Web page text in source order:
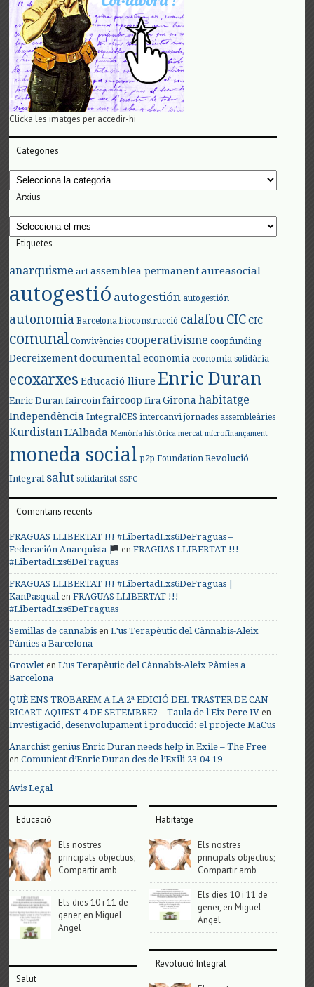
Clicka les imatges per accedir-hi
Categories
Categories
Arxius
Arxius
Etiquetes
anarquisme art assemblea permanent aureasocial
autogestió autogestión autogestión
autonomia Barcelona bioconstrucció calafouCIC CIC
comunal Convivències cooperativisme coopfunding
Decreixement documental economia economia solidària
ecoxarxes Educació lliure Enric Duran
Enric Duran faircoin faircoop fira Girona habitatge
Independència IntegralCES intercanvi jornades assembleàries
KurdistanL'Albada Memòria històrica mercat microfinançament
moneda social p2p Foundation Revolució
Integral salut solidaritat SSPC
Comentaris recents
FRAGUAS LLIBERTAT !!! #LibertadLxs6DeFraguas –
Federación Anarquista
enFRAGUAS LLIBERTAT !!!
#LibertadLxs6DeFraguas
FRAGUAS LLIBERTAT !!! #LibertadLxs6DeFraguas |
KanPasqualenFRAGUAS LLIBERTAT !!!
#LibertadLxs6DeFraguas
Semillas de cannabis enL’us Terapèutic del Cànnabis-Aleix
Pàmies a Barcelona
Growlet enL’us Terapèutic del Cànnabis-Aleix Pàmies a
Barcelona
QUÈ ENS TROBAREM A LA 2ª EDICIÓ DEL TRASTER DE CAN
RICART AQUEST 4 DE SETEMBRE? – Taula de l'Eix Pere IV en
Investigació, desenvolupament i producció: el projecte MaCus
Anarchist genius Enric Duran needs help in Exile – The Free
enComunicat d’Enric Duran des de l’Exili 23-04-19
Avis Legal
Educació
Els nostres
principals objectius;
Compartir amb
Els dies 10 i 11 de
gener, en Miguel
Angel
Salut
Habitatge
Els nostres
principals objectius;
Compartir amb
Els dies 10 i 11 de
gener, en Miguel
Angel
Revolució Integral